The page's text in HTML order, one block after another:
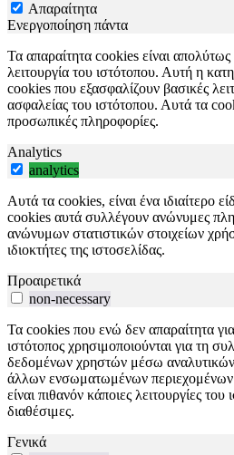
Απαραίτητα
Ενεργοποίηση πάντα
Τα απαραίτητα cookies είναι
λειτουργία του ιστότοπου. Αυτή η
cookies που εξασφαλίζουν βασικές
ασφαλείας του ιστότοπου. Αυτά τα
προσωπικές πληροφορίες.
Analytics
analytics
Αυτά τα cookies, είναι ένα ιδιαίτερο
cookies αυτά συλλέγουν ανώνυμες
ανώνυμων στατιστικών στοιχείων
ιδιοκτήτες της ιστοσελίδας.
Προαιρετικά
non-necessary
Τα cookies που ενώ δεν απαραίτητα
ιστότοπος χρησιμοποιούνται για τη
δεδομένων χρηστών μέσω αναλυτικών
άλλων ενσωματωμένων
είναι πιθανόν κάποιες λειτουργίες
διαθέσιμες.
Γενικά